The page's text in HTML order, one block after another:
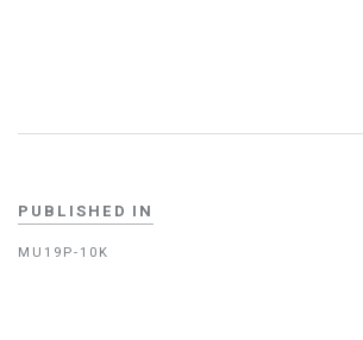
PUBLISHED IN
MU19P-10K